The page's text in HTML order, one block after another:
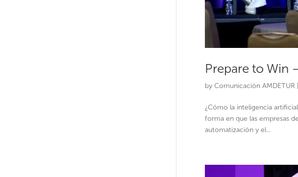
Prepare to Win
by Comunicación AMDETUR
¿Cómo la inteligencia
forma en que las empresas
automatización y el...